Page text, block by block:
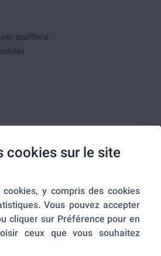
cookies sur le site
y compris des cookies
Vous pouvez accepter
cliquer sur Préférence pour en
ceux que vous souhaitez
soufflerie